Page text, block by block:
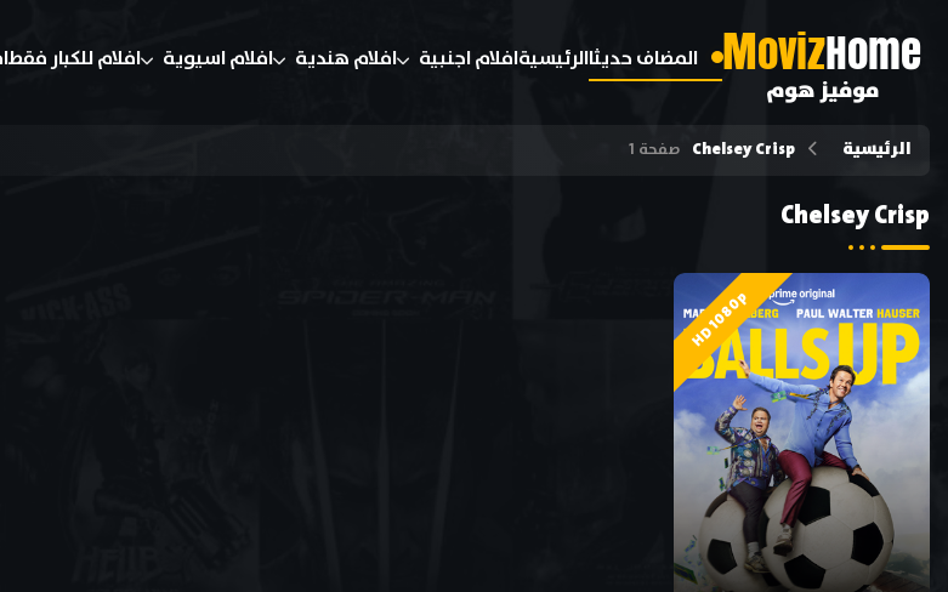
MovizHome
موفيز هوم
المضاف حديثاالرئيسيةافلام اجنبية افلام هندية افلام اسيوية افلام للكبار فقط
الرئيسية Chelsey Crisp صفحة 1
Chelsey Crisp
HD 1080p